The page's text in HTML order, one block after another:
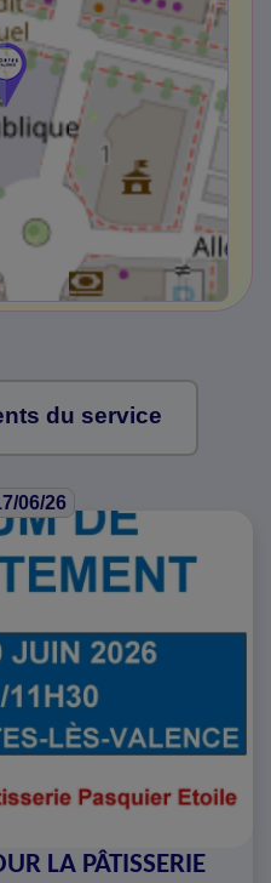
du service
06/26
LA PÂTISSERIE